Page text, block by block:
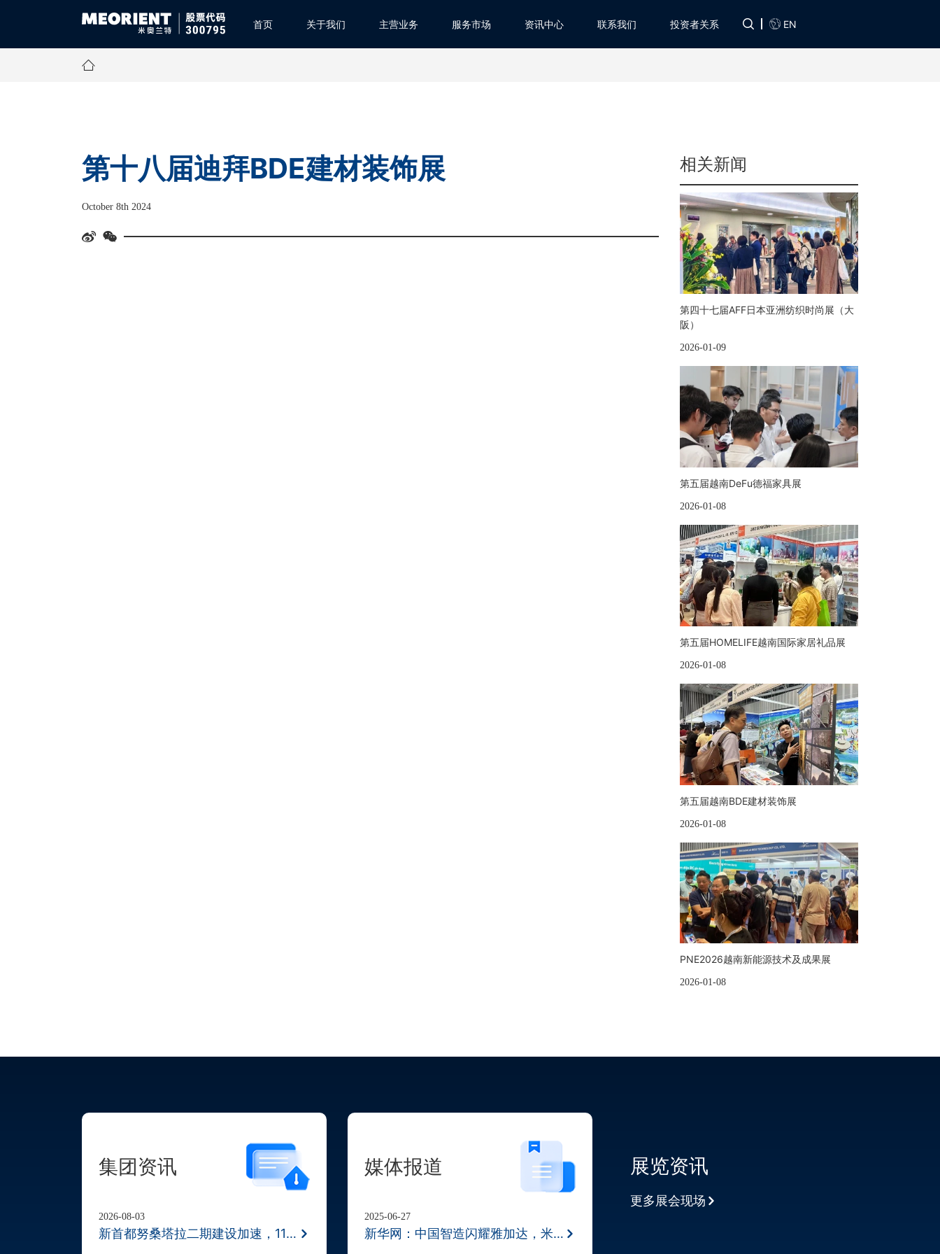
首页 关于我们 主营业务 服务市场 资讯中心 联系我们 投资者关系 EN
第十八届迪拜BDE建材装饰展
October 8th 2024
相关新闻
第四十七届AFF日本亚洲纺织时尚展（大
阪）
2026-01-09
第五届越南DeFu德福家具展
2026-01-08
第五届HOMELIFE越南国际家居礼品展
2026-01-08
第五届越南BDE建材装饰展
2026-01-08
PNE2026越南新能源技术及成果展
2026-01-08
集团资讯
2026-08-03
新首都努桑塔拉二期建设加速，11月BD
媒体报道
2025-06-27
新华网：中国智造闪耀雅加达，米奥兰
展览资讯
更多展会现场